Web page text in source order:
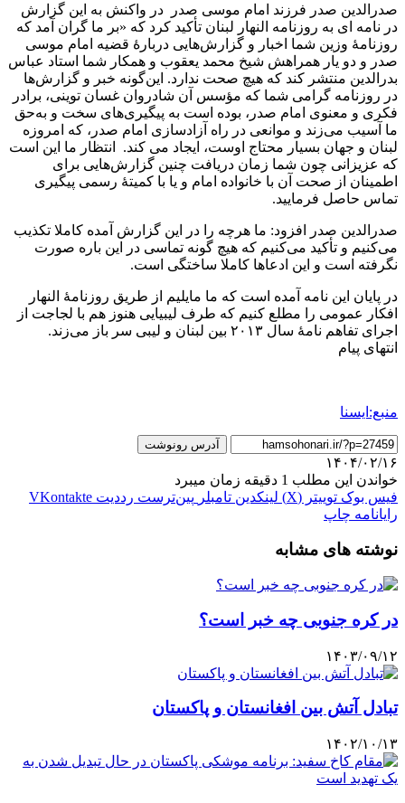
صدرالدین صدر فرزند امام موسی صدر در واکنش به این گزارش
در نامه ای به روزنامه النهار لبنان تأکید کرد که «بر ما گران آمد که
روزنامهٔ وزین شما اخبار و گزارش‌هایی دربارهٔ قضیه امام موسی
صدر و دو یار همراهش شیخ محمد یعقوب و همکار شما استاد عباس
بدرالدین منتشر کند که هیچ صحت ندارد. این‌گونه خبر و گزارش‌ها
در روزنامه گرامی شما که مؤسس آن شادروان غسان توینی، برادر
فکری و معنوی امام صدر، بوده است به پیگیری‌های سخت و به‌حق
ما آسیب می‌زند و موانعی در راه آزادسازی امام صدر، که امروزه
لبنان و جهان بسیار محتاج اوست، ایجاد می کند. انتظار ما این است
که عزیزانی چون شما زمان دریافت چنین گزارش‌هایی برای
اطمینان از صحت آن با خانواده امام و یا با کمیتۀ رسمی پیگیری
تماس حاصل فرمایید.
صدرالدین صدر افزود: ما هرچه را در این گزارش آمده کاملا تکذیب
می‌کنیم و تأکید می‌کنیم که هیچ گونه تماسی در این باره صورت
نگرفته است و این ادعاها کاملا ساختگی است.
در پایان این نامه آمده است که ما مایلیم از طریق روزنامهٔ النهار
افکار عمومی را مطلع کنیم که طرف لیبیایی هنوز هم با لجاجت از
اجرای تفاهم نامهٔ سال ۲۰۱۳ بین لبنان و لیبی سر باز می‌زند.
انتهای پیام
منبع:ایسنا
آدرس رونوشت
۱۴۰۴/۰۲/۱۶
خواندن این مطلب 1 دقیقه زمان میبرد
فیس بوک توییتر (X) لینکدین ‫تامبلر ‫پین‌ترست ‫رددیت ‫VKontakte
رایانامه چاپ
نوشته های مشابه
در کره جنوبی چه خبر است؟
۱۴۰۳/۰۹/۱۲
تبادل آتش بین افغانستان و پاکستان
۱۴۰۲/۱۰/۱۳